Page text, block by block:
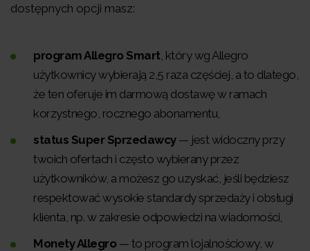
dostępnych opcji masz:
program Allegro Smart, który wg Allegro
użytkownicy wybierają 2,5 raza częściej, a to dlatego,
że ten oferuje im darmową dostawę w ramach
korzystnego, rocznego abonamentu,
status Super Sprzedawcy — jest widoczny przy
twoich ofertach i często wybierany przez
użytkowników, a możesz go uzyskać, jeśli będziesz
respektować wysokie standardy sprzedaży i obsługi
klienta, np. w zakresie odpowiedzi na wiadomości,
Monety Allegro — to program lojalnościowy, w